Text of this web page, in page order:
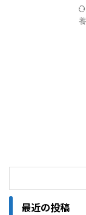
最近の投稿